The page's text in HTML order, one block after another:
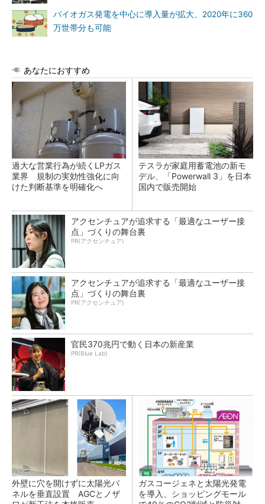
バイオガス発電を中心に導入量が拡大、2020年に360
万世帯分も可能
あなたにおすすめ
過大な営業行為が続くLPガス
業界 規制の実効性強化に向
けた判断基準を明確化へ
テスラが家庭用蓄電池の新モ
デル、「Powerwall 3」を日本
国内で販売開始
アクセンチュアが追求する「最適なユーザー接
点」づくりの舞台裏
PR(アクセンチュア)
アクセンチュアが追求する「最適なユーザー接
点」づくりの舞台裏
PR(アクセンチュア)
官民370兆円で動く日本の新産業
PR(Blue Lab)
外壁に穴を開けずに太陽光パ
ネルを垂直設置 AGCとノザ
ガスコージェネと太陽光発電
を導入、ショッピングモール